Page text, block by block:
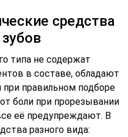
средства
типа не содержат
в составе, обладают
правильном подборе
боли при прорезывании
её предупреждают. В
разного вида: